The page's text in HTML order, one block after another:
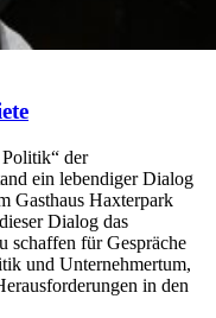
der
ein lebendiger Dialog
Gasthaus Haxterpark
Dialog das
schaffen für Gespräche
und Unternehmertum,
in den